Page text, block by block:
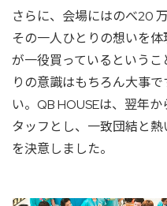
さらに、会場にはのべ20
その一人ひとりの想いを
が一役買っているという
りの意識はもちろん大事
い。QB HOUSEは、翌年
タッフとし、一致団結と
を決意しました。